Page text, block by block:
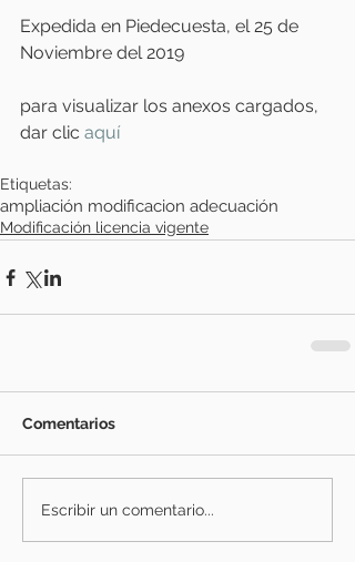
Expedida en Piedecuesta, el 25 de
Noviembre del 2019
para visualizar los anexos cargados,
dar clic aquí
Etiquetas:
ampliación modificacion adecuación
Modificación licencia vigente
Comentarios
Escribir un comentario...